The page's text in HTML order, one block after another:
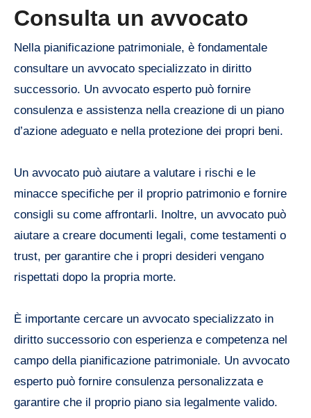
Consulta un avvocato
Nella pianificazione patrimoniale, è fondamentale
consultare un avvocato specializzato in diritto
successorio. Un avvocato esperto può fornire
consulenza e assistenza nella creazione di un piano
d’azione adeguato e nella protezione dei propri beni.
Un avvocato può aiutare a valutare i rischi e le
minacce specifiche per il proprio patrimonio e fornire
consigli su come affrontarli. Inoltre, un avvocato può
aiutare a creare documenti legali, come testamenti o
trust, per garantire che i propri desideri vengano
rispettati dopo la propria morte.
È importante cercare un avvocato specializzato in
diritto successorio con esperienza e competenza nel
campo della pianificazione patrimoniale. Un avvocato
esperto può fornire consulenza personalizzata e
garantire che il proprio piano sia legalmente valido.